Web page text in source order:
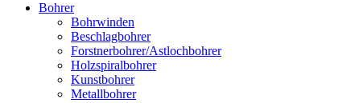
Bohrer
Bohrwinden
Beschlagbohrer
Forstnerbohrer/Astlochbohrer
Holzspiralbohrer
Kunstbohrer
Metallbohrer